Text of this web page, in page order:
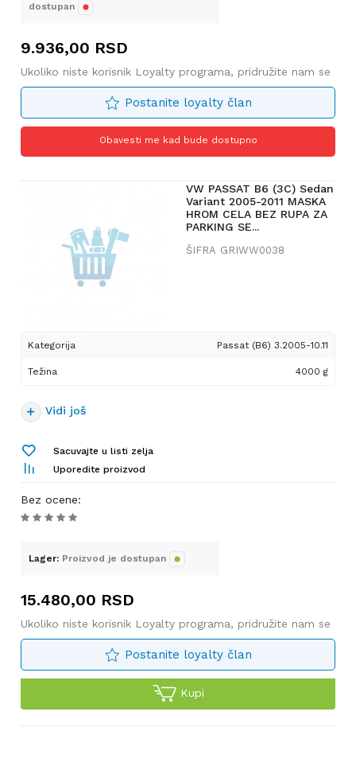
dostupan
9.936,00 RSD
Ukoliko niste korisnik Loyalty programa, pridružite nam se
Postanite loyalty član
Obavesti me kad bude dostupno
VW PASSAT B6 (3C) Sedan
Variant 2005-2011 MASKA
HROM CELA BEZ RUPA ZA
PARKING SE...
ŠIFRA GRIWW0038
Kategorija Passat (B6) 3.2005-10.11
Težina 4000 g
Vidi još
Sacuvajte u listi zelja
Uporedite proizvod
Bez ocene:
Lager: Proizvod je dostupan
15.480,00 RSD
Ukoliko niste korisnik Loyalty programa, pridružite nam se
Postanite loyalty član
Kupi